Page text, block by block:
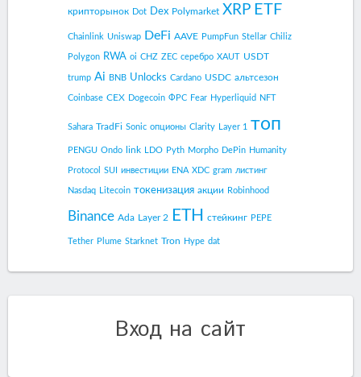
крипторынок Dot Dex Polymarket XRP ETF
Chainlink Uniswap DeFi AAVE PumpFun Stellar Chiliz
Polygon RWA oi CHZ ZEC серебро XAUT USDT
trump Ai BNB Unlocks Cardano USDC альтсезон
Coinbase CEX Dogecoin ФРС Fear Hyperliquid NFT
Sahara TradFi Sonic опционы Clarity Layer 1 топ
PENGU Ondo link LDO Pyth Morpho DePin Humanity
Protocol SUI инвестиции ENA XDC gram листинг
Nasdaq Litecoin токенизация акции Robinhood
Binance Ada Layer 2 ETH стейкинг PEPE
Tether Plume Starknet Tron Hype dat
Вход на сайт